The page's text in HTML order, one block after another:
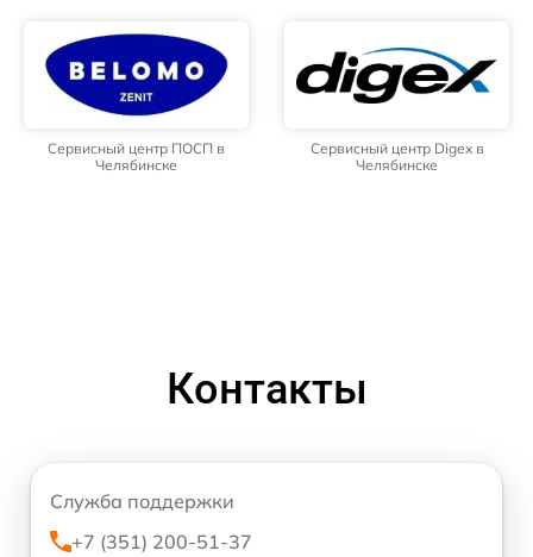
Сервисный центр ПОСП в
Челябинске
Сервисный центр Digex в
Челябинске
Контакты
Служба поддержки
+7 (351) 200-51-37